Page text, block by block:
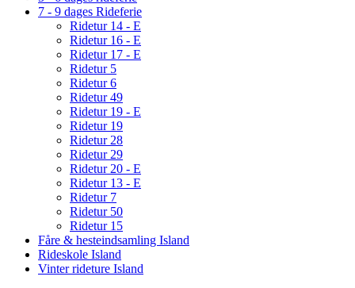
7 - 9 dages Rideferie
Ridetur 14 - E
Ridetur 16 - E
Ridetur 17 - E
Ridetur 5
Ridetur 6
Ridetur 49
Ridetur 19 - E
Ridetur 19
Ridetur 28
Ridetur 29
Ridetur 20 - E
Ridetur 13 - E
Ridetur 7
Ridetur 50
Ridetur 15
Fåre & hesteindsamling Island
Rideskole Island
Vinter rideture Island